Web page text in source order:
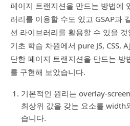
페이지 트랜지션을 만드는 방법에
러리를 이용할 수도 있고 GSAP과
션 라이브러리를 활용할 수 있을
기초 학습 차원에서 pure JS, CSS,
단한 페이지 트랜지션을 만드는 방
를 구현해 보았습니다.
기본적인 원리는 overlay-
최상위 값을 갖는 요소를 width
습니다.